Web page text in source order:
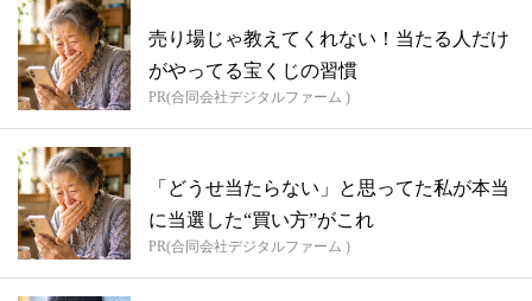
売り場じゃ教えてくれない！当たる人だけ
がやってる宝くじの習慣
PR(合同会社デジタルファーム )
「どうせ当たらない」と思ってた私が本当
に当選した“買い方”がこれ
PR(合同会社デジタルファーム )